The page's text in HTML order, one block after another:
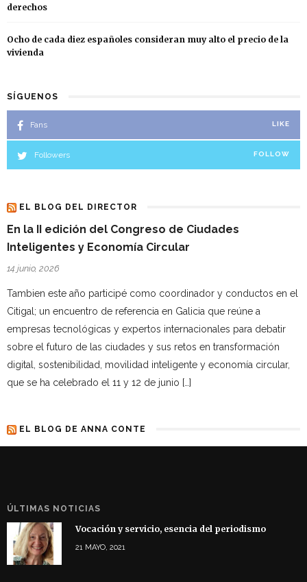
derechos
Ocho de cada diez españoles consideran muy alto el precio de la
vivienda
SÍGUENOS
Fans LIKE
Followers FOLLOW
EL BLOG DEL DIRECTOR
En la II edición del Congreso de Ciudades
Inteligentes y Economía Circular
14 junio, 2026
Tambien este año participé como coordinador y conductos en el
Citigal; un encuentro de referencia en Galicia que reúne a
empresas tecnológicas y expertos internacionales para debatir
sobre el futuro de las ciudades y sus retos en transformación
digital, sostenibilidad, movilidad inteligente y economía circular,
que se ha celebrado el 11 y 12 de junio […]
EL BLOG DE ANNA CONTE
ÚLTIMAS NOTICIAS
Vocación y servicio, esencia del periodismo
21 MAYO, 2021